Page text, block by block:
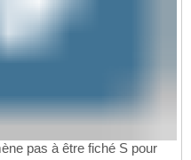
pas à être fiché S pour